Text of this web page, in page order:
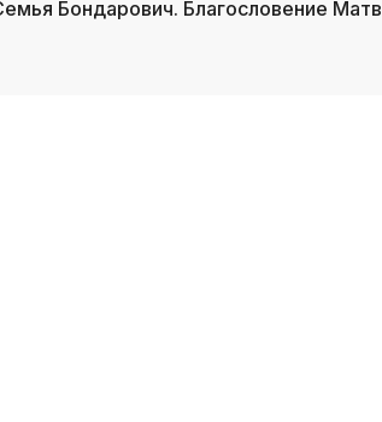
Бондарович. Благословение